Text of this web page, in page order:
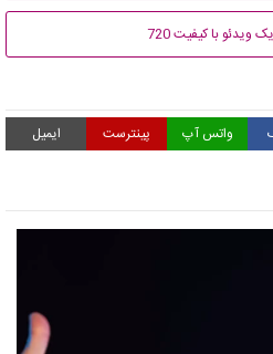
ویدئو با کیفیت 720
واتس آپ پینترست ایمیل